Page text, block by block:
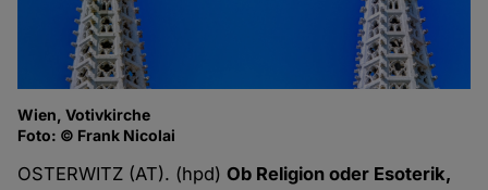
Wien, Votivkirche
Foto: © Frank Nicolai
OSTERWITZ (AT). (hpd)Ob Religion oder Esoterik,